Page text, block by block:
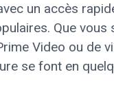
un accès
Que vous
Video ou de
se font en